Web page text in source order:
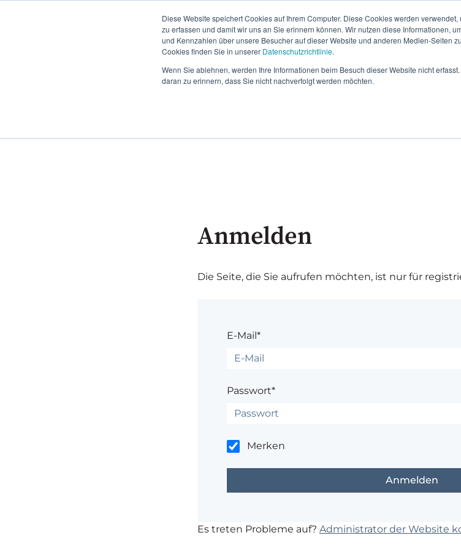
Diese Website speichert Cookies auf Ihrem Computer. Diese Cookies werden
zu erfassen und damit wir uns an Sie erinnern können. Wir nutzen diese Informationen,
und Kennzahlen über unsere Besucher auf dieser Website und anderen Medien-Seiten
Cookies finden Sie in unserer Datenschutzrichtlinie.
Wenn Sie ablehnen, werden Ihre Informationen beim Besuch dieser Website nicht
daran zu erinnern, dass Sie nicht nachverfolgt werden möchten.
Anmelden
Die Seite, die Sie aufrufen möchten, ist nur für
E-Mail*
Passwort*
Merken
Es treten Probleme auf? Administrator der Website